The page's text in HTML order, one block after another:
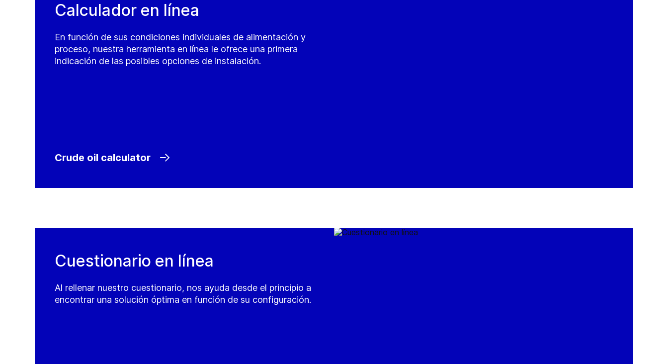
Calculador en línea
En función de sus condiciones individuales de alimentación y
proceso, nuestra herramienta en línea le ofrece una primera
indicación de las posibles opciones de instalación.
Crude oil calculator
Cuestionario en línea
Al rellenar nuestro cuestionario, nos ayuda desde el principio a
encontrar una solución óptima en función de su configuración.